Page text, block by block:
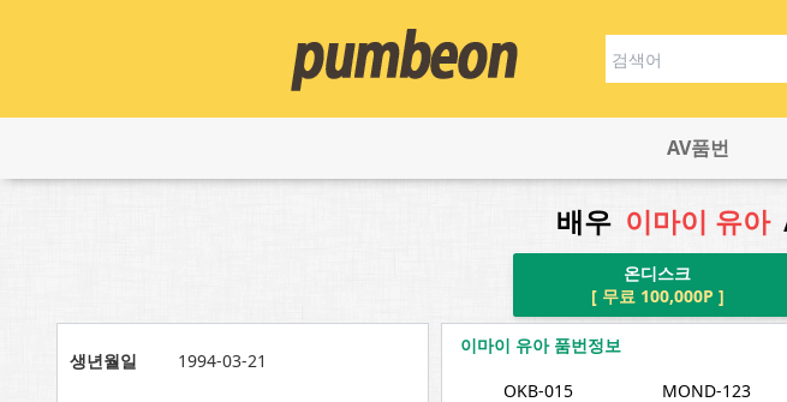
AV품번
배우 이마이 유아
온디스크
[ 무료 100,000P ]
생년월일 1994-03-21
이마이 유아 품번정보
OKB-015
MOND-123